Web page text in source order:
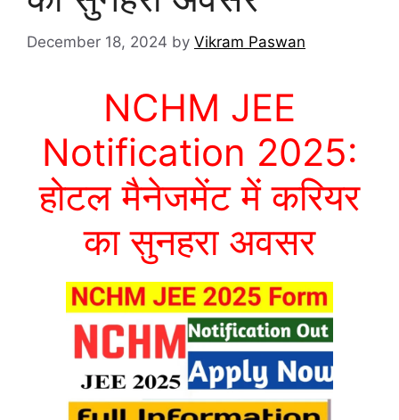
December 18, 2024 by Vikram Paswan
NCHM JEE
Notification 2025:
होटल मैनेजमेंट में करियर
का सुनहरा अवसर